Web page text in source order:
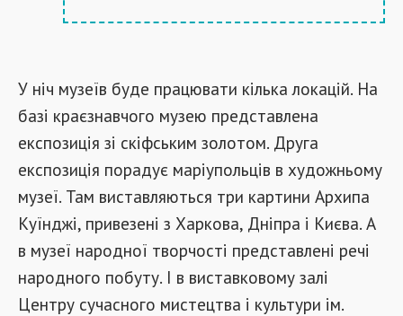
У ніч музеїв буде працювати кілька локацій. На
базі краєзнавчого музею представлена
експозиція зі скіфським золотом. Друга
експозиція порадує маріупольців в художньому
музеї. Там виставляються три картини Архипа
Куїнджі, привезені з Харкова, Дніпра і Києва. А
в музеї народної творчості представлені речі
народного побуту. І в виставковому залі
Центру сучасного мистецтва і культури ім.